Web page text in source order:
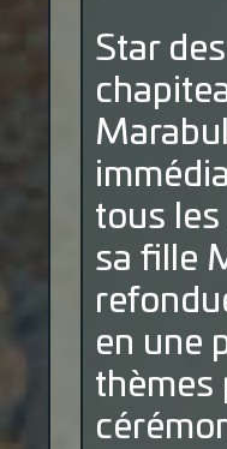
Star
tous
sa fille
en une
thèmes